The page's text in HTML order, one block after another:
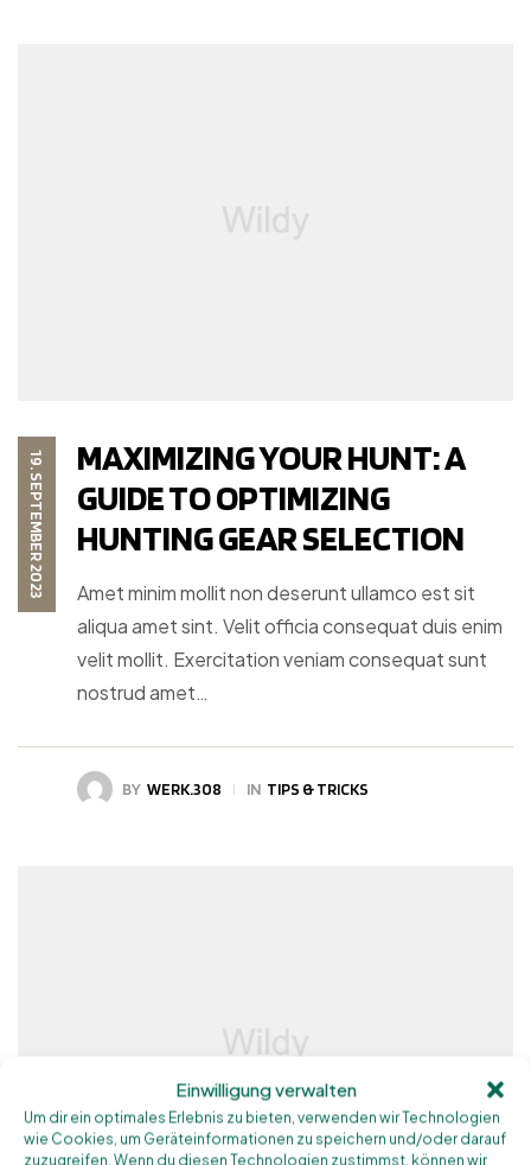
Einwilligung verwalten
Um dir ein optimales Erlebnis zu bieten, verwenden wir Technologien
wie Cookies, um Geräteinformationen zu speichern und/oder darauf
zuzugreifen. Wenn du diesen Technologien zustimmst, können wir
19. SEPTEMBER 2023
MAXIMIZING YOUR HUNT: A
GUIDE TO OPTIMIZING
HUNTING GEAR SELECTION
Amet minim mollit non deserunt ullamco est sit
aliqua amet sint. Velit officia consequat duis enim
velit mollit. Exercitation veniam consequat sunt
nostrud amet…
BY WERK.308 IN TIPS & TRICKS